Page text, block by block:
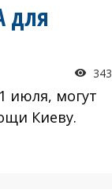
для
343
июля, могут
Киеву.